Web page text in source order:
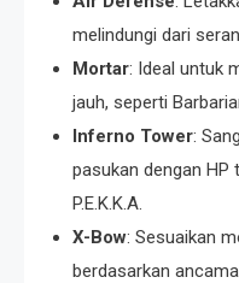
melindungi dari
Mortar: Ideal untuk
jauh, seperti
Inferno Tower:
pasukan dengan HP
P.E.K.K.A.
X-Bow: Sesuaikan
berdasarkan